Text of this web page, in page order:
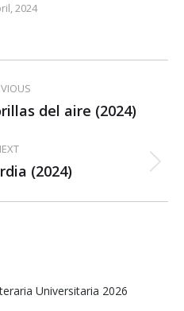
2024
Previousdel aire (2024)
Next(2024)
Universitaria 2026